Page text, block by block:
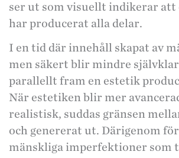
ser ut som visuellt indikerar att
har producerat alla delar.
I en tid där innehåll skapat av
men säkert blir mindre
parallellt fram en estetik
När estetiken blir mer
realistisk, suddas gränsen
och genererat ut. Därigenom
mänskliga imperfektioner som